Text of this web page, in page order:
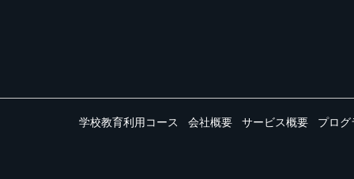
学校教育利用コース 会社概要 サービス概要 プログ